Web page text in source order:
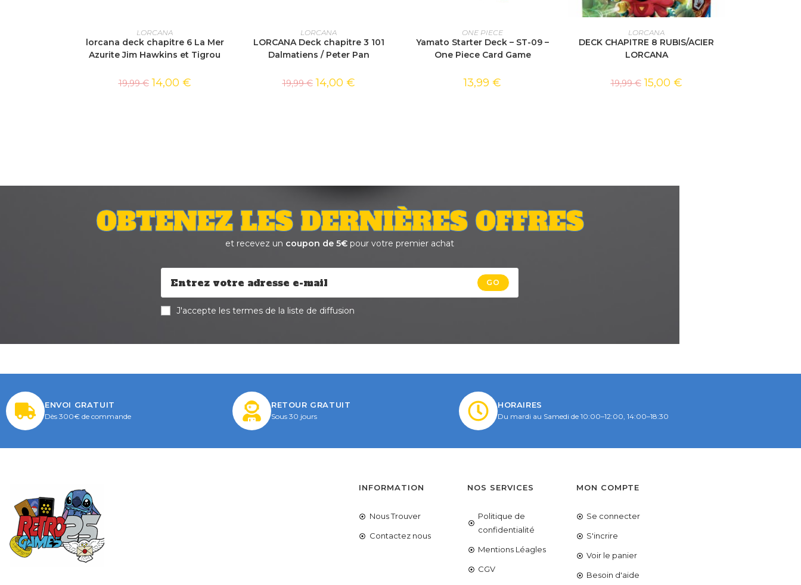
AJOUTER AU PANIER
LORCANA
lorcana deck chapitre 6 La Mer
Azurite Jim Hawkins et Tigrou
19,99€ 14,00 €
AJOUTER AU PANIER
LORCANA
LORCANA Deck chapitre 3 101
Dalmatiens / Peter Pan
19,99€ 14,00 €
AJOUTER AU PANIER
ONE PIECE
Yamato Starter Deck – ST-09 –
One Piece Card Game
13,99 €
AJOUTER AU PANIER
LORCANA
DECK CHAPITRE 8 RUBIS/ACIER
LORCANA
19,99€ 15,00 €
OBTENEZ LES DERNIÈRES OFFRES
et recevez un coupon de 5€ pour votre premier achat
GO
J'accepte les termes de la liste de diffusion
ENVOI GRATUIT
Dès 300€ de commande
RETOUR GRATUIT
Sous 30 jours
HORAIRES
Du mardi au Samedi de 10:00–12:00, 14:00–18:30
INFORMATION
Nous Trouver
Contactez nous
NOS SERVICES
Politique de
confidentialité
Mentions Léagles
CGV
MON COMPTE
Se connecter
S'incrire
Voir le panier
Besoin d'aide